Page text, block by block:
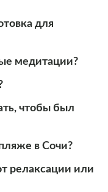
для
медитации?
чтобы был
в Сочи?
релаксации или